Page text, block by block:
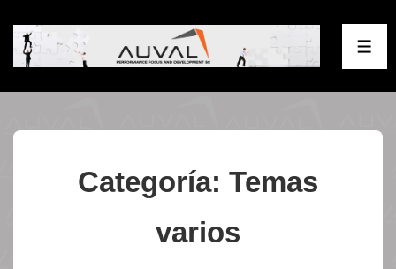
Saltar
Categoría: Temas
varios